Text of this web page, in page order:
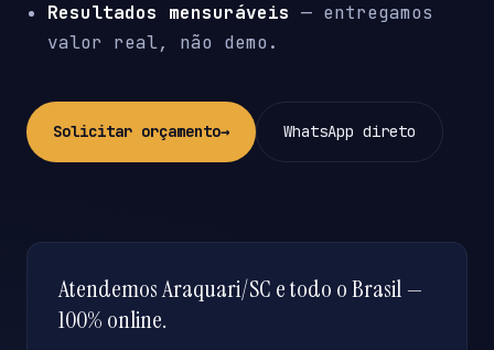
Resultados mensuráveis — entregamos
valor real, não demo.
Solicitar orçamento→ WhatsApp direto
Atendemos Araquari/SC e todo o Brasil —
100% online.